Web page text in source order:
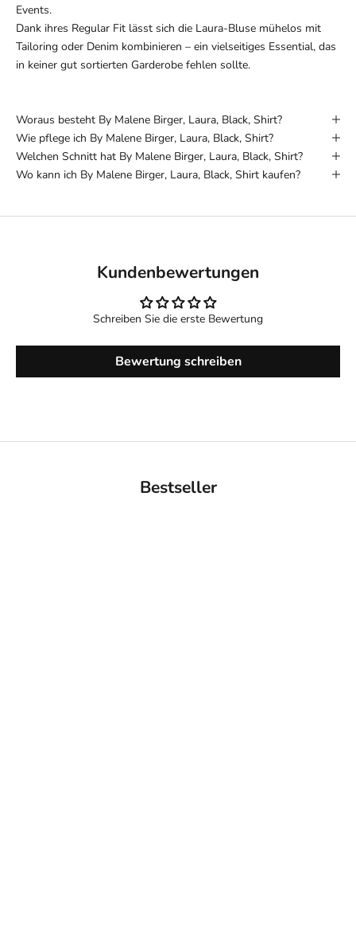
Events.
Dank ihres Regular Fit lässt sich die Laura-Bluse mühelos mit
Tailoring oder Denim kombinieren – ein vielseitiges Essential, das
in keiner gut sortierten Garderobe fehlen sollte.
Woraus besteht By Malene Birger, Laura, Black, Shirt?
Wie pflege ich By Malene Birger, Laura, Black, Shirt?
Welchen Schnitt hat By Malene Birger, Laura, Black, Shirt?
Wo kann ich By Malene Birger, Laura, Black, Shirt kaufen?
Kundenbewertungen
Schreiben Sie die erste Bewertung
Bewertung schreiben
Bestseller